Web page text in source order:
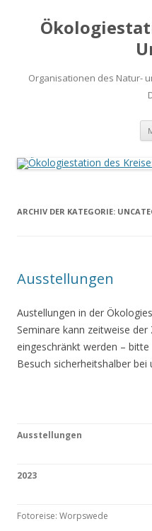
Organisationen des Natur-
ARCHIV DER KATEGORIE:
Ausstellungen
Austellungen in der
Seminare kann zeitweise
eingeschränkt werden –
Besuch sicherheitshalber bei
Ausstellungen
2023
Fotoreise: Worpswede